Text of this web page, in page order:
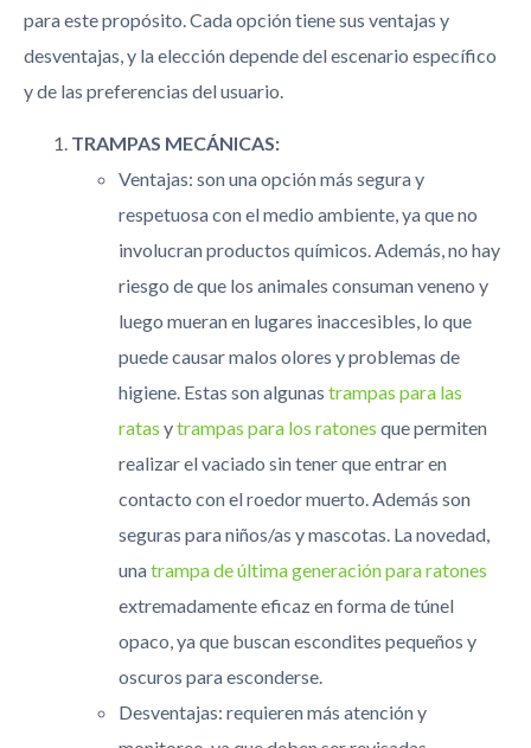
para este propósito. Cada opción tiene sus ventajas y
desventajas, y la elección depende del escenario específico
y de las preferencias del usuario.
TRAMPAS MECÁNICAS:
Ventajas: son una opción más segura y
respetuosa con el medio ambiente, ya que no
involucran productos químicos. Además, no hay
riesgo de que los animales consuman veneno y
luego mueran en lugares inaccesibles, lo que
puede causar malos olores y problemas de
higiene. Estas son algunas trampas para las
ratas ytrampas para los ratones que permiten
realizar el vaciado sin tener que entrar en
contacto con el roedor muerto.Además son
seguras para niños/as y mascotas. La novedad,
unatrampa de última generación para ratones
extremadamente eficaz en forma de túnel
opaco, ya que buscan escondites pequeños y
oscuros para esconderse.
Desventajas: requieren más atención y